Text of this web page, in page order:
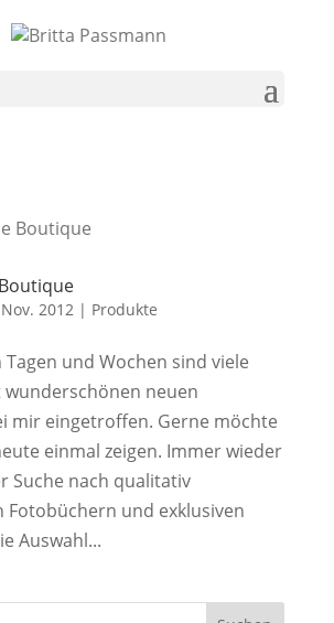
2012| Produkte
und Wochen sind viele
wunderschönen neuen
mir eingetroffen. Gerne möchte
einmal zeigen. Immer wieder
Suche nach qualitativ
Fotobüchern und exklusiven
Auswahl...